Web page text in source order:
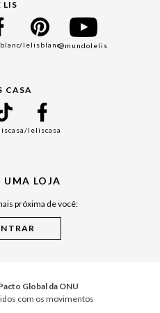
LIS
/lelisblanc@mundolelis
CASA
/leliscasa
UMA LOJA
próxima de você:
Global da ONU
com os movimentos